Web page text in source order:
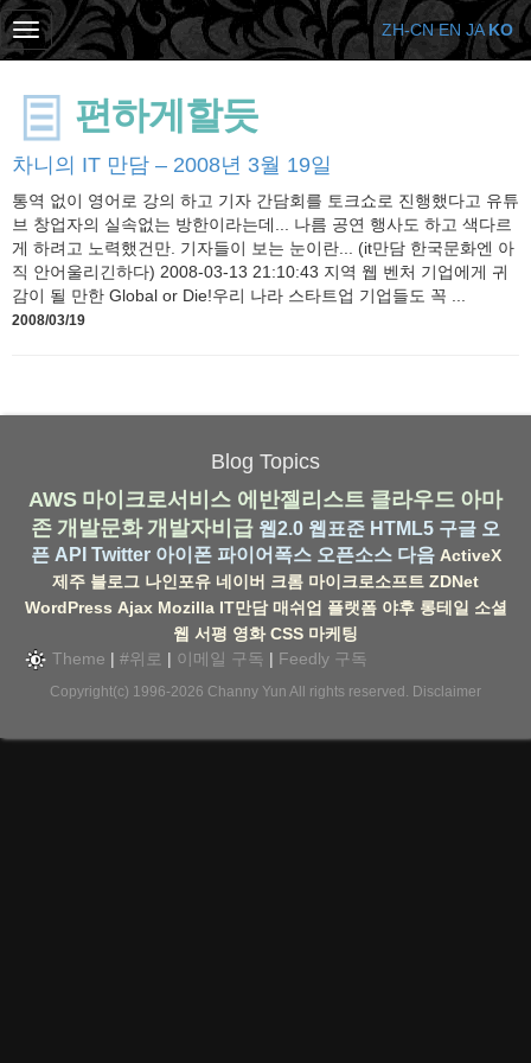
편하게할듯
차니의 IT 만담 – 2008년 3월 19일
통역 없이 영어로 강의 하고 기자 간담회를 토크쇼로 진행했다고 유튜
브 창업자의 실속없는 방한이라는데... 나름 공연 행사도 하고 색다르
게 하려고 노력했건만. 기자들이 보는 눈이란... (it만담 한국문화엔 아
직 안어울리긴하다) 2008-03-13 21:10:43 지역 웹 벤처 기업에게 귀
감이 될 만한 Global or Die!우리 나라 스타트업 기업들도 꼭 ...
2008/03/19
Blog Topics
AWS 마이크로서비스 에반젤리스트 클라우드 아마
존 개발문화 개발자비급 웹2.0 웹표준 HTML5 구글 오
픈 API Twitter 아이폰 파이어폭스 오픈소스 다음 ActiveX
제주 블로그 나인포유 네이버 크롬 마이크로소프트 ZDNet
WordPress Ajax Mozilla IT만담 매쉬업 플랫폼 야후 롱테일 소셜
웹 서평 영화 CSS 마케팅
Theme | #위로 | 이메일 구독 | Feedly 구독
Copyright(c) 1996-2026 Channy Yun All rights reserved. Disclaimer
ZH-CN EN JA KO